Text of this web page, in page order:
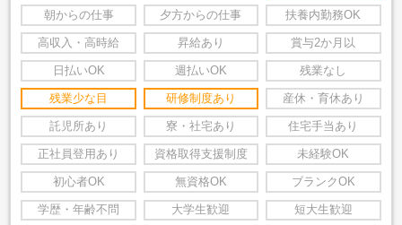
朝からの仕事 夕方からの仕事 扶養内勤務OK
高収入・高時給 昇給あり 賞与2か月以
日払いOK 週払いOK 残業なし
残業少な目 研修制度あり 産休・育休あり
託児所あり 寮・社宅あり 住宅手当あり
正社員登用あり 資格取得支援制度 未経験OK
初心者OK 無資格OK ブランクOK
学歴・年齢不問 大学生歓迎 短大生歓迎